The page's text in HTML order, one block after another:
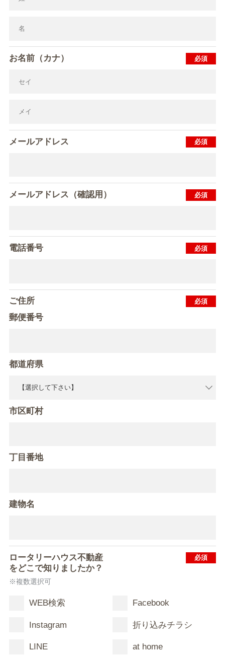
お名前（カナ）
メールアドレス
メールアドレス（確認用）
電話番号
ご住所
郵便番号
都道府県
市区町村
丁目番地
建物名
ロータリーハウス不動産
をどこで知りましたか？
※複数選択可
WEB検索 Facebook
Instagram 折り込みチラシ
LINE at home